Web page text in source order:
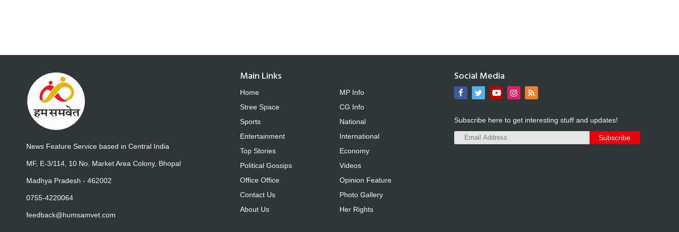
News Feature Service based in Central India
MF, E-3/114, 10 No. Market Area Colony, Bhopal
Madhya Pradesh - 462002
0755-4220064
feedback@humsamvet.com
Main Links
Home
Stree Space
Sports
Entertainment
Top Stories
Political Gossips
Office Office
Contact Us
About Us
MP Info
CG Info
National
International
Economy
Videos
Opinion Feature
Photo Gallery
Her Rights
Social Media
Subscribe here to get interesting stuff and updates!